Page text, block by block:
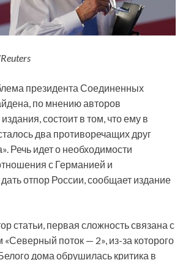
президента Соединенных
по мнению авторов
состоит в том, что ему в
два противоречащих друг
Речь идет о необходимости
с Германией и
отпор России, сообщает издание
статьи, первая сложность связана с
поток — 2», из-за которого
дома обрушилась критика в